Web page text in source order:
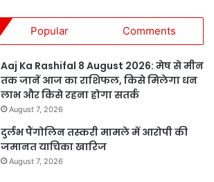
Popular Comments
Aaj Ka Rashifal 8 August 2026: मेष से मीन
तक जानें आज का राशिफल, किसे मिलेगा धन
लाभ और किसे रहना होगा सतर्क
August 7, 2026
दुर्लभ पैंगोलिन तस्करी मामले में आरोपी की
जमानत याचिका खारिज
August 7, 2026